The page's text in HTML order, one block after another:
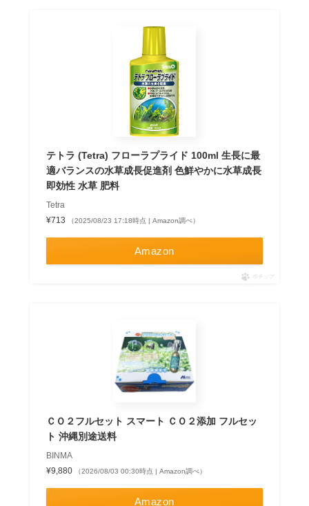
テトラ (Tetra) フローラプライド 100ml 生長に最
適バランスの水草成長促進剤 色鮮やかに水草成長
即効性 水草 肥料
Tetra
¥713
（2025/08/23 17:18時点 | Amazon調べ）
Amazon
ポチップ
ＣＯ２フルセット スマート ＣＯ２添加 フルセッ
ト 沖縄別途送料
BINMA
¥9,880
（2026/08/03 00:30時点 | Amazon調べ）
Amazon